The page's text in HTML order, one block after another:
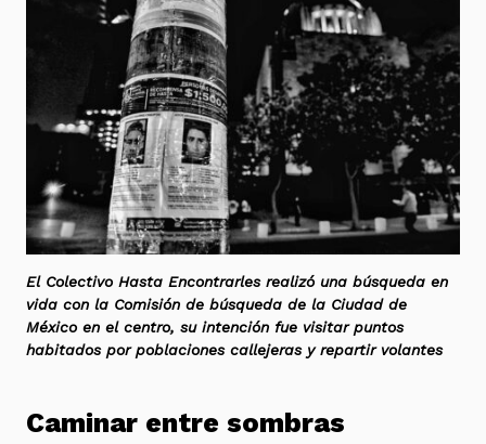
El Colectivo Hasta Encontrarles realizó una búsqueda en
vida con la Comisión de búsqueda de la Ciudad de
México en el centro, su intención fue visitar puntos
habitados por poblaciones callejeras y repartir volantes
Caminar entre sombras